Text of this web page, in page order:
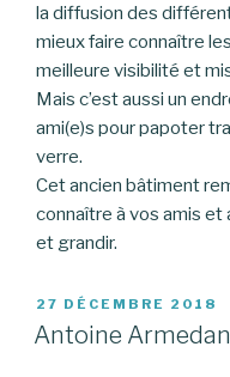
la diffusion des
mieux faire connaître
meilleure visibilité et
Mais c’est aussi un
ami(e)s pour papoter
verre.
Cet ancien bâtiment
connaître à vos amis et
et grandir.
PUBLIÉ
LE
27 DÉCEMBRE 2018
Antoine